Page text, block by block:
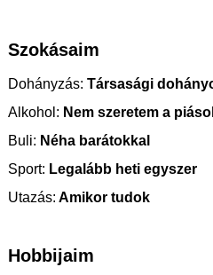
Szokásaim
Dohányzás: Társasági
Alkohol: Nem szeretem a
Buli: Néha barátokkal
Sport: Legalább heti egyszer
Utazás: Amikor tudok
Hobbijaim